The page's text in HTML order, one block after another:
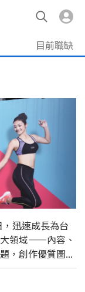
目前職缺
迅速成長為台
領域——內容、
，創作優質圖...